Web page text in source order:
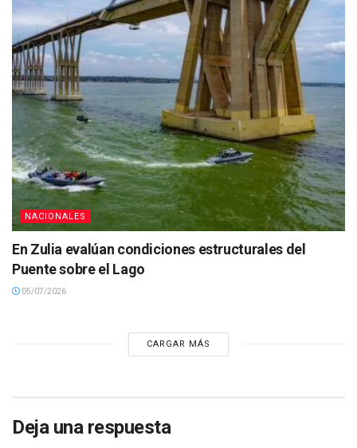
NACIONALES
En Zulia evalúan condiciones estructurales del
Puente sobre el Lago
05/07/2026
CARGAR MÁS
Deja una respuesta